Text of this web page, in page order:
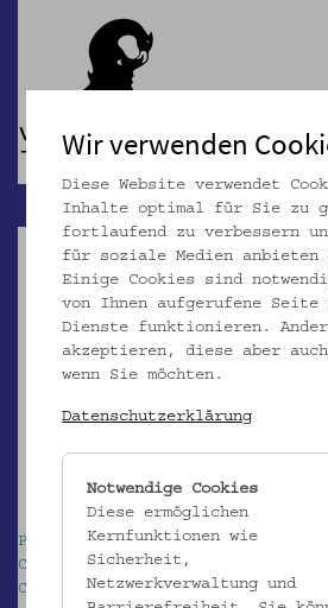
Pappkarton mit gespendeter
Caritas Notquartier Wien, 2017.
Christa Knott © Volkskundemuseum
Wir verwenden
Diese Website verwendet
Inhalte optimal für Sie zu
fortlaufend zu verbessern
für soziale Medien anbieten
Einige Cookies sind
von Ihnen aufgerufene Seite
Dienste funktionieren.
akzeptieren, diese aber
wenn Sie möchten.
Datenschutzerklärung
Notwendige Cookies
Diese ermöglichen
Kernfunktionen wie
Sicherheit,
Netzwerkverwaltung und